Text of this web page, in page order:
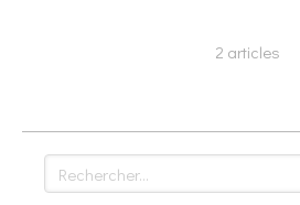
2 articles
Rechercher